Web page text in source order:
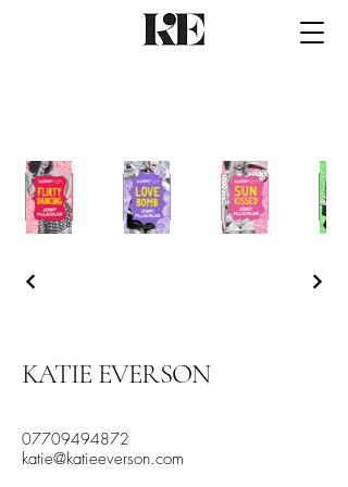
KATIE EVERSON
07709494872
katie@katieeverson.com